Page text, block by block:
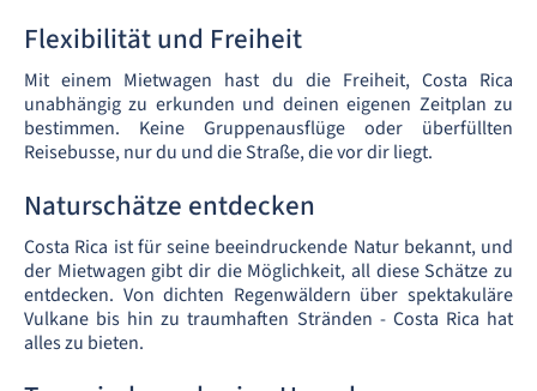
Flexibilität und Freiheit
Mit einem Mietwagen hast du die Freiheit, Costa Rica
unabhängig zu erkunden und deinen eigenen Zeitplan zu
bestimmen. Keine Gruppenausflüge oder überfüllten
Reisebusse, nur du und die Straße, die vor dir liegt.
Naturschätze entdecken
Costa Rica ist für seine beeindruckende Natur bekannt, und
der Mietwagen gibt dir die Möglichkeit, all diese Schätze zu
entdecken. Von dichten Regenwäldern über spektakuläre
Vulkane bis hin zu traumhaften Stränden - Costa Rica hat
alles zu bieten.